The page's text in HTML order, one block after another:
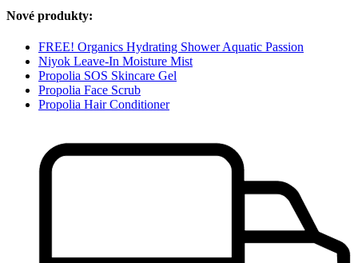
Nové produkty:
FREE! Organics Hydrating Shower Aquatic Passion
Niyok Leave-In Moisture Mist
Propolia SOS Skincare Gel
Propolia Face Scrub
Propolia Hair Conditioner